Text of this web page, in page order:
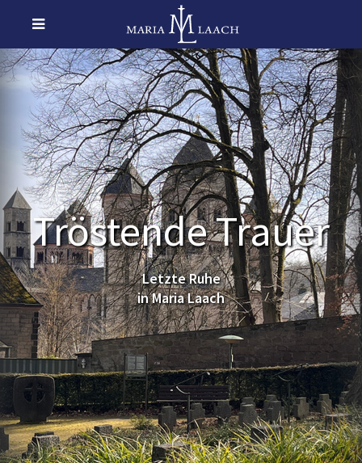
Tröstende Trauer
Letzte Ruhe
in Maria Laach